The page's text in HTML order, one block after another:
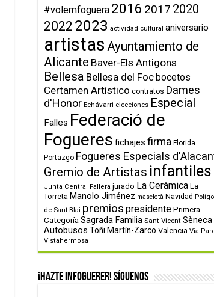
#volemfoguera 2016 2017 2020
2022 2023 actividad cultural aniversario
artistas Ayuntamiento de
Alicante Baver-Els Antigons
Bellesa Bellesa del Focbocetos
Certamen Artístico contratos Dames
d'Honor Echávarri elecciones Especial
Falles Federació de
Fogueres fichajes firma Florida
Portazgo Fogueres Especials
Gremio de Artistas infantiles
Junta Central Fallera jurado La Ceràmica La
Torreta Manolo Jiménez mascletà Navidad
de Sant Blai premios presidentePrimera
Categoría Sagrada Familia Sant Vicent Sèneca
Autobusos Toñi Martín-Zarco Valencia Via
Vistahermosa
¡Hazte infoguerer! Síguenos